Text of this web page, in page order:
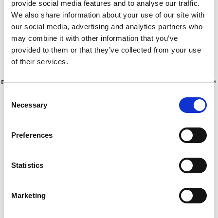
provide social media features and to analyse our traffic.
We also share information about your use of our site with
our social media, advertising and analytics partners who
may combine it with other information that you’ve
provided to them or that they’ve collected from your use
of their services.
Selection
Necessary
Preferences
Statistics
Marketing
hauteur travail
€1.119,00 €1.379,28 HT
Afficher le produit
hauteur travail
€1.179,00 €1.459,52 HT
Afficher le produit
Plus de 10 000 clients satisfaits
Livraison gratuite aux Pays-Bas